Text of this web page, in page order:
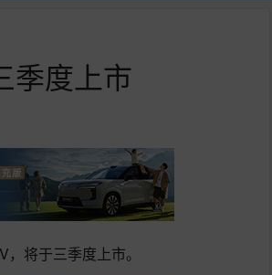
季度上市
将于三季度上市。